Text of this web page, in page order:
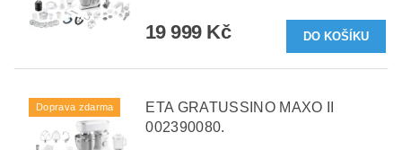
19 999 Kč
Doprava zdarma
ETA GRATUSSINO MAXO II
002390080.